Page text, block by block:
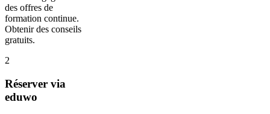
des offres de
formation continue.
Obtenir des conseils
gratuits.
2
Réserver via
eduwo